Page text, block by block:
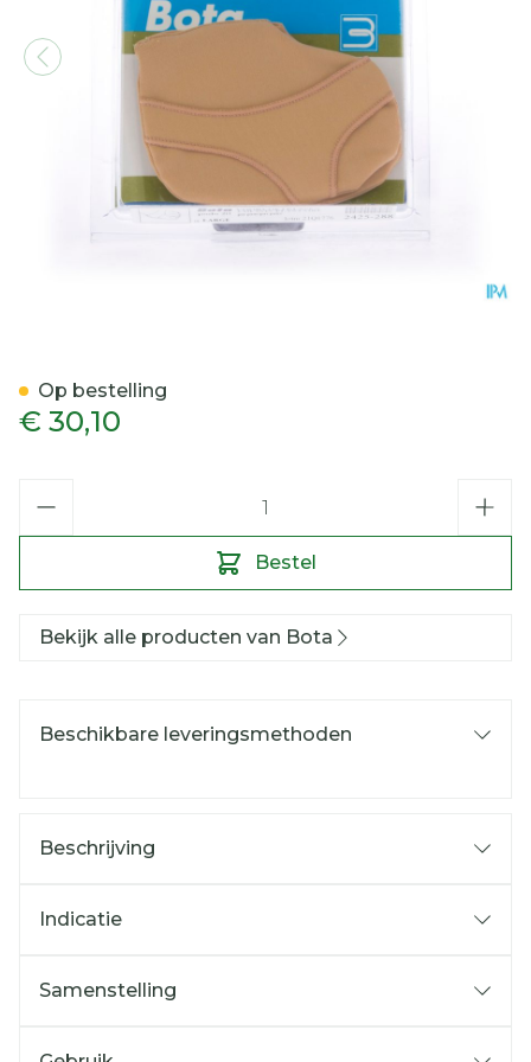
€ 30,10
Bestel
Op bestelling
Bekijk alle producten van Bota
Beschikbare leveringsmethoden
Beschrijving
Indicatie
Samenstelling